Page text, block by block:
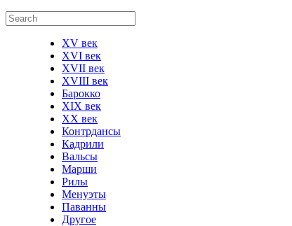
XV век
XVI век
XVII век
XVIII век
Барокко
XIX век
XX век
Контрдансы
Кадрили
Вальсы
Марши
Рилы
Менуэты
Паванны
Другое